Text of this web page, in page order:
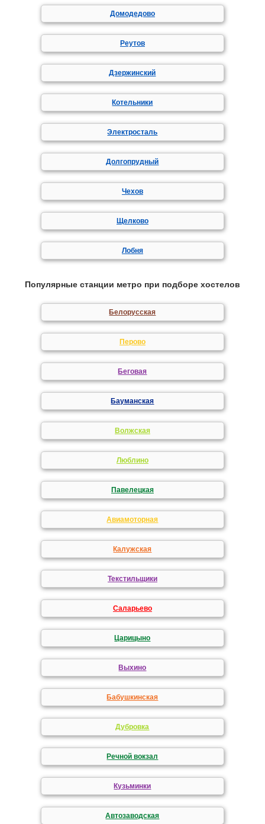
Домодедово
Реутов
Дзержинский
Котельники
Электросталь
Долгопрудный
Чехов
Щелково
Лобня
Популярные станции метро при подборе хостелов
Белорусская
Перово
Беговая
Бауманская
Волжская
Люблино
Павелецкая
Авиамоторная
Калужская
Текстильщики
Саларьево
Царицыно
Выхино
Бабушкинская
Дубровка
Речной вокзал
Кузьминки
Автозаводская